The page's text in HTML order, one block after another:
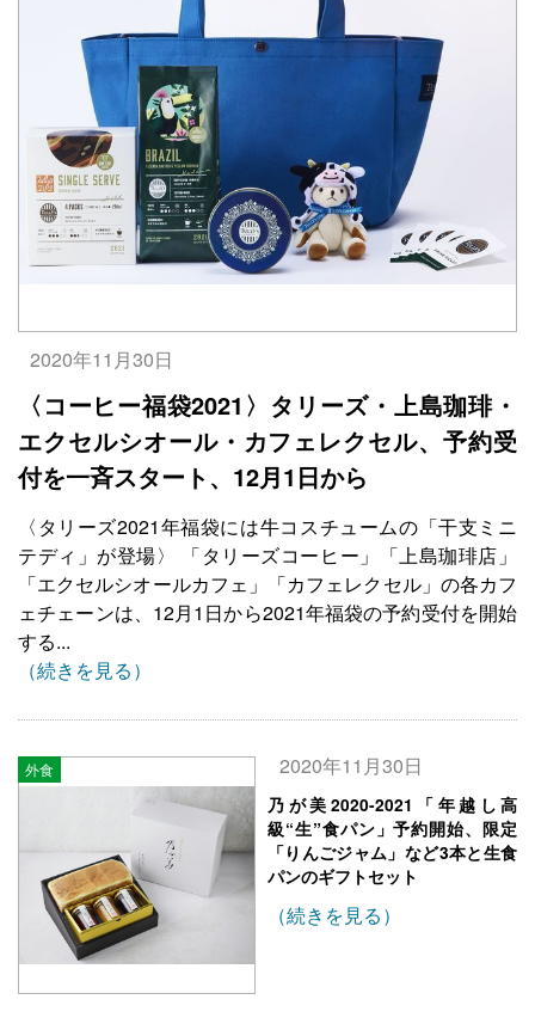
2020年11月30日
〈コーヒー福袋2021〉タリーズ・上島珈琲・
エクセルシオール・カフェレクセル、予約受
付を一斉スタート、12月1日から
〈タリーズ2021年福袋には牛コスチュームの「干支ミニ
テディ」が登場〉 「タリーズコーヒー」「上島珈琲店」
「エクセルシオールカフェ」「カフェレクセル」の各カフ
ェチェーンは、12月1日から2021年福袋の予約受付を開始
する...
（続きを見る）
外食 2020年11月30日
乃が美2020-2021「年越し高
級“生”食パン」予約開始、限定
「りんごジャム」など3本と生食
パンのギフトセット
（続きを見る）